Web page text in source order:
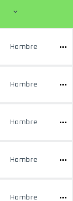
Hombre
Hombre
Hombre
Hombre
Hombre